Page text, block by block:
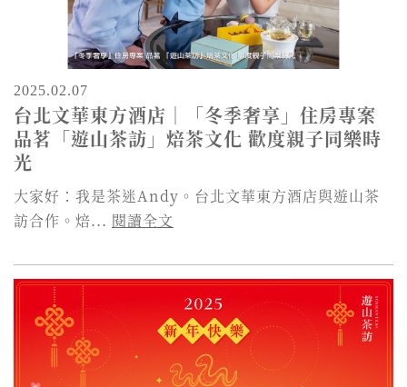
2025.02.07
台北文華東方酒店｜「冬季奢享」住房專案
品茗「遊山茶訪」焙茶文化 歡度親子同樂時
光
大家好：我是茶迷Andy。台北文華東方酒店與遊山茶
訪合作。焙... 閱讀全文